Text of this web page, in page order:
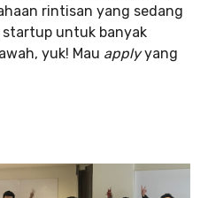
rintisan yang sedang
startup untuk banyak
yuk! Mau applyyang